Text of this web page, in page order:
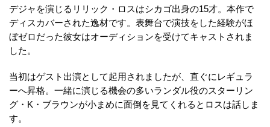
デジャを演じるリリック・ロスはシカゴ出身の15才。本作で
ディスカバーされた逸材です。表舞台で演技をした経験がほ
ぼゼロだった彼女はオーディションを受けてキャストされま
した。
当初はゲスト出演として起用されましたが、直ぐにレギュラ
ーへ昇格。一緒に演じる機会の多いランダル役のスターリン
グ・K・ブラウンが小まめに面倒を見てくれるとロスは話しま
す。